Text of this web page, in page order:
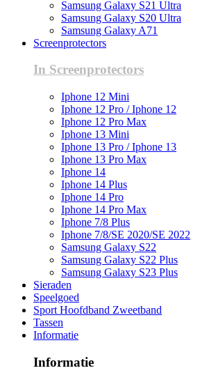
Samsung Galaxy S21 Ultra
Samsung Galaxy S20 Ultra
Samsung Galaxy A71
Screenprotectors
In Screenprotectors
Iphone 12 Mini
Iphone 12 Pro / Iphone 12
Iphone 12 Pro Max
Iphone 13 Mini
Iphone 13 Pro / Iphone 13
Iphone 13 Pro Max
Iphone 14
Iphone 14 Plus
Iphone 14 Pro
Iphone 14 Pro Max
Iphone 7/8 Plus
Iphone 7/8/SE 2020/SE 2022
Samsung Galaxy S22
Samsung Galaxy S22 Plus
Samsung Galaxy S23 Plus
Sieraden
Speelgoed
Sport Hoofdband Zweetband
Tassen
Informatie
Informatie